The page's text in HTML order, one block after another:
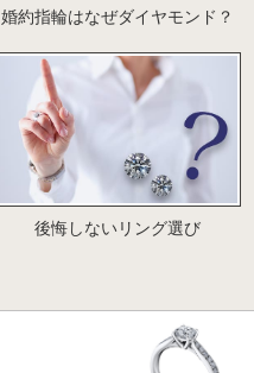
婚約指輪はなぜダイヤモンド？
後悔しないリング選び